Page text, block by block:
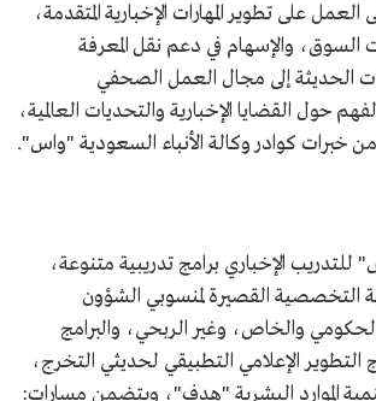
على تطوير المهارات الإخبارية المتقدمة،
السوق، والإسهام في دعم نقل المعرفة
الحديثة إلى مجال العمل الصحفي
حول القضايا الإخبارية والتحديات العالمية،
خبرات كوادر وكالة الأنباء السعودية "واس".
الإخباري برامج تدريبية متنوعة،
التخصصية القصيرة لمنسوبي الشؤون
الحكومي والخاص، وغير الربحي، والبرامج
التطوير الإعلامي التطبيقي لحديثي التخرج،
الموارد البشرية "هدف"، ويتضمن مسارات: